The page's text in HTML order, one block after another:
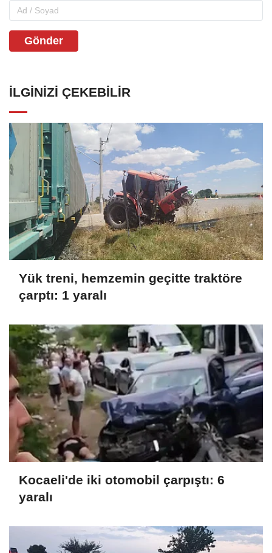
Gönder
İLGINIZI ÇEKEBILIR
Yük treni, hemzemin geçitte traktöre
çarptı: 1 yaralı
Kocaeli'de iki otomobil çarpıştı: 6
yaralı